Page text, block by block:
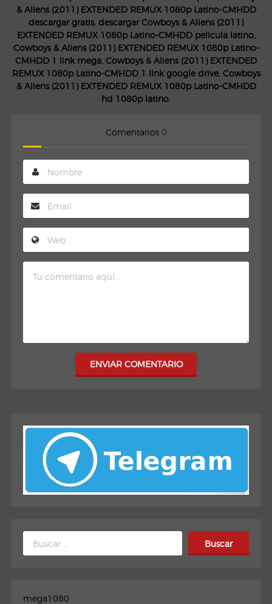
& Aliens (2011) EXTENDED REMUX 1080p Latino-CMHDD
descargar gratis, descargar Cowboys & Aliens (2011)
EXTENDED REMUX 1080p Latino-CMHDD pelicula latino,
Cowboys & Aliens (2011) EXTENDED REMUX 1080p Latino-
CMHDD 1 link mega, Cowboys & Aliens (2011) EXTENDED
REMUX 1080p Latino-CMHDD 1 link google drive, Cowboys
& Aliens (2011) EXTENDED REMUX 1080p Latino-CMHDD
hd 1080p latino.
Comentarios 0
ENVIAR COMENTARIO
mega1080